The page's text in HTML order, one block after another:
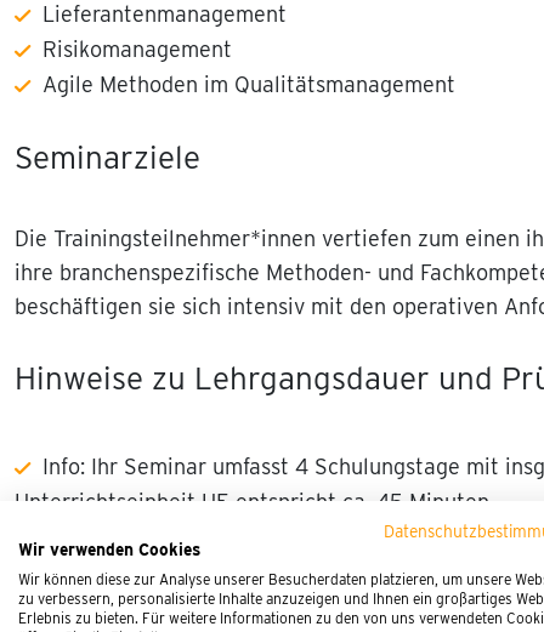
Wir verwenden Cookies
Wir können diese zur Analyse unserer Besucherdaten platzieren, um unsere
zu verbessern, personalisierte Inhalte anzuzeigen und Ihnen ein großartiges
Erlebnis zu bieten. Für weitere Informationen zu den von uns verwendeten
Lieferantenmanagement
Risikomanagement
Agile Methoden im Qualitätsmanagement
Seminarziele
Die Trainingsteilnehmer*innen vertiefen zum einen
ihre branchenspezifische Methoden- und
beschäftigen sie sich intensiv mit den operativen
Hinweise zu Lehrgangsdauer und
Info: Ihr Seminar umfasst 4 Schulungstage mit
Unterrichtseinheit UE entspricht ca. 45 Minuten.
Die Prüfung findet von unserem Partner TÜV
von 6 Tagen zum von Ihnen persönlich